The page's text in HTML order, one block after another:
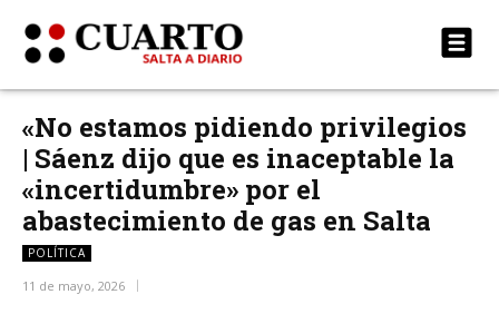
«No estamos pidiendo privilegios
| Sáenz dijo que es inaceptable la
«incertidumbre» por el
abastecimiento de gas en Salta
POLÍTICA
11 de mayo, 2026